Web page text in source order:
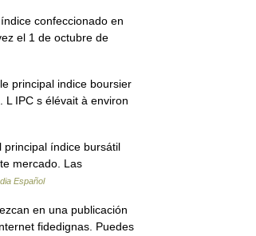
confeccionado en
el 1 de octubre de
principal indice boursier
IPC s élévait à environ
índice bursátil
mercado. Las
Español
en una publicación
fidedignas. Puedes